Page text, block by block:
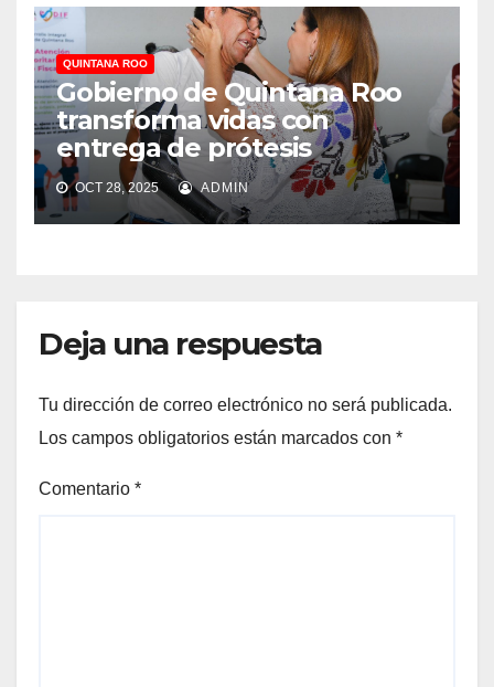
QUINTANA ROO
Gobierno de Quintana Roo
transforma vidas con
entrega de prótesis
OCT 28, 2025 ADMIN
Deja una respuesta
Tu dirección de correo electrónico no será publicada.
Los campos obligatorios están marcados con *
Comentario *